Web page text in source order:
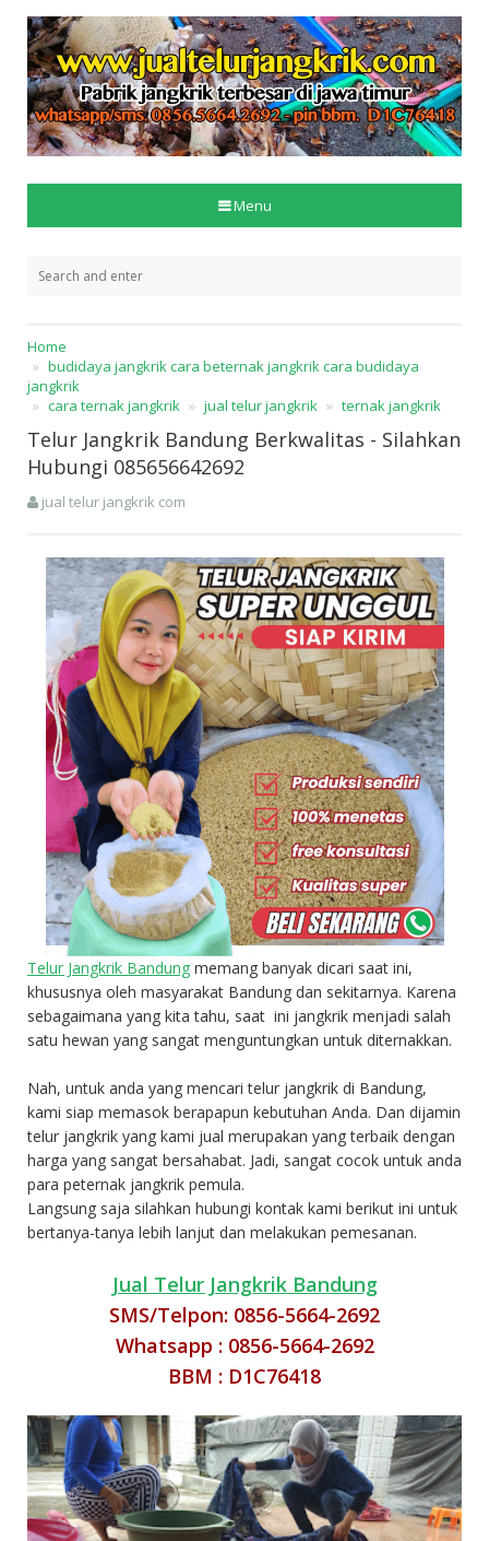
Menu
Home
budidaya jangkrik cara beternak jangkrik cara budidaya
jangkrik
cara ternak jangkrik
jual telur jangkrik ternak jangkrik
Telur Jangkrik Bandung Berkwalitas - Silahkan
Hubungi 085656642692
jual telur jangkrik com
Telur Jangkrik Bandung memang banyak dicari saat ini,
khususnya oleh masyarakat Bandung dan sekitarnya. Karena
sebagaimana yang kita tahu, saat ini jangkrik menjadi salah
satu hewan yang sangat menguntungkan untuk diternakkan.
Nah, untuk anda yang mencari telur jangkrik di Bandung,
kami siap memasok berapapun kebutuhan Anda. Dan dijamin
telur jangkrik yang kami jual merupakan yang terbaik dengan
harga yang sangat bersahabat. Jadi, sangat cocok untuk anda
para peternak jangkrik pemula.
Langsung saja silahkan hubungi kontak kami berikut ini untuk
bertanya-tanya lebih lanjut dan melakukan pemesanan.
Jual Telur Jangkrik Bandung
SMS/Telpon: 0856-5664-2692
Whatsapp : 0856-5664-2692
BBM : D1C76418